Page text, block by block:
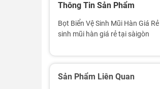
Thông Tin Sản Phẩm
Bọt Biển Vệ Sinh Mũi Hàn Giá
sinh mũi hàn giá rẻ tại sàigòn
Sản Phẩm Liên Quan